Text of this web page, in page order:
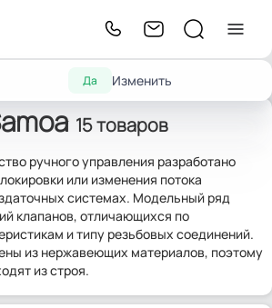
Да Изменить
Краны и клапаныКлапаны Samoa
15 товаров
ручного управления разработано
или изменения потока
системах. Модельный ряд
клапанов, отличающихся по
и типу резьбовых соединений.
из нержавеющих материалов, поэтому
из строя.